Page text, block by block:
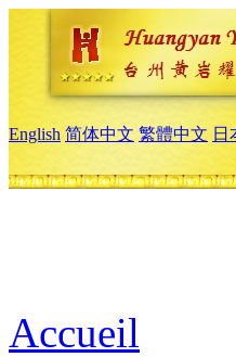
English 简体中文 繁體中文 日
Accueil